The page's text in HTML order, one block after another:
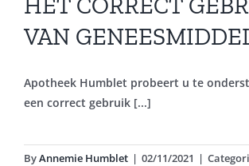
VAN
Apotheek Humblet probeert u te
een correct gebruik [...]
ByAnnemie Humblet | 02/11/2021 |